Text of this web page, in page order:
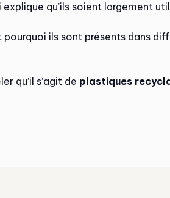
explique qu’ils soient largement
pourquoi ils sont présents dans
qu’il s’agit de plastiques